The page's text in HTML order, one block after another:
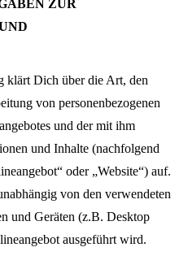
ZUR
klärt Dich über die Art, den
von personenbezogenen
und der mit ihm
und Inhalte (nachfolgend
oder „Website“) auf.
von den verwendeten
und Geräten (z.B. Desktop
ausgeführt wird.